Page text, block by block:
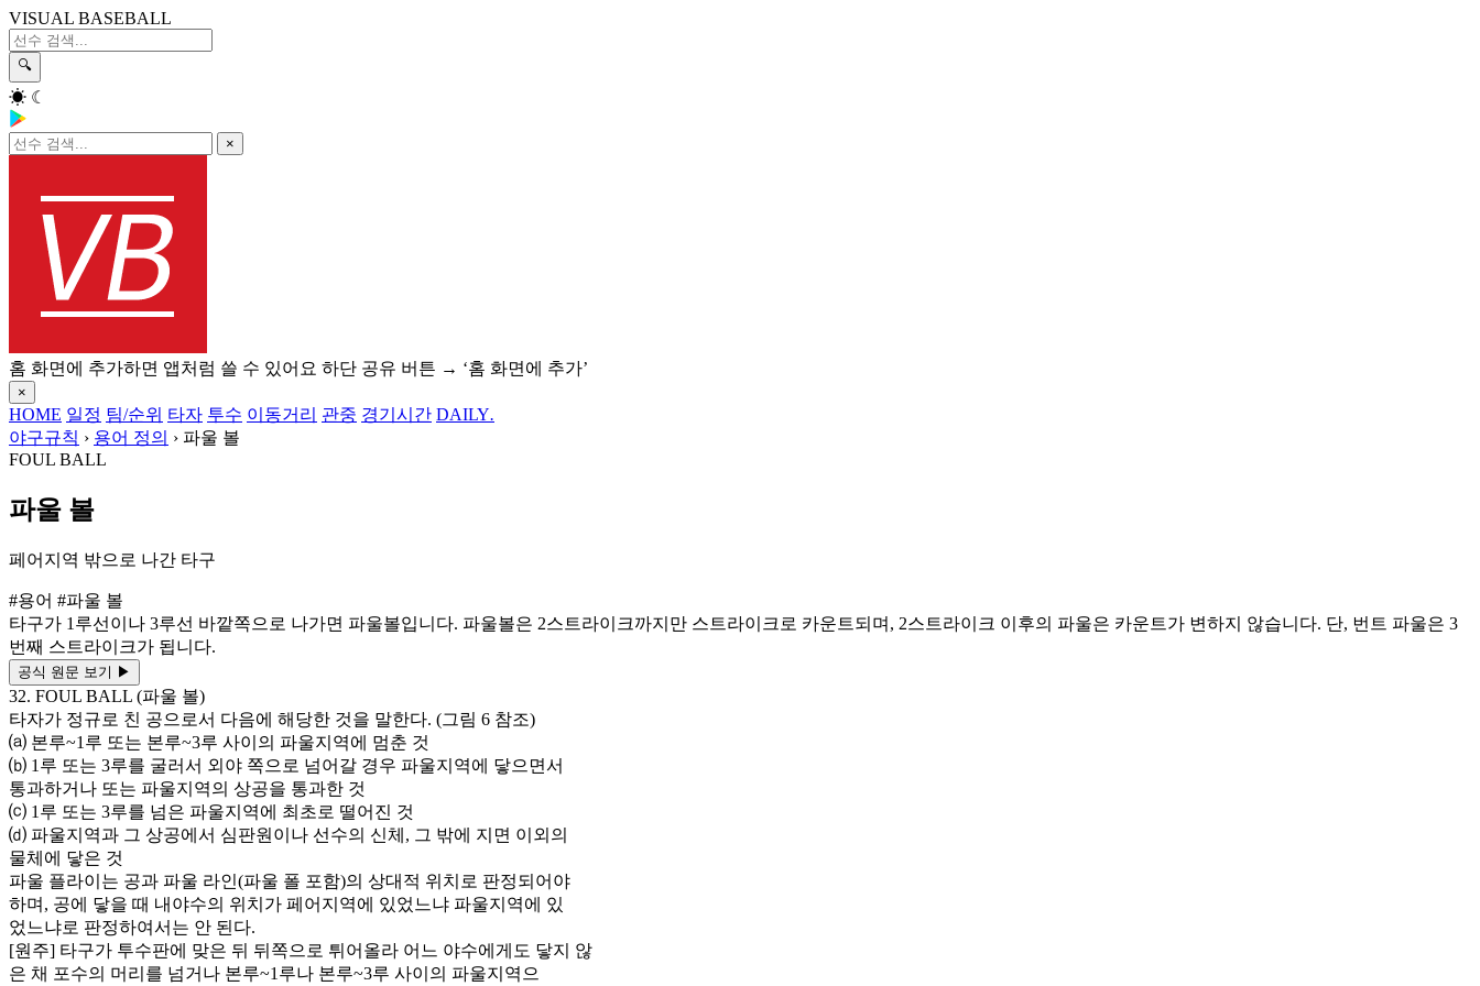
VISUAL BASEBALL
🔍
☀ ☾
×
홈 화면에 추가하면 앱처럼 쓸 수 있어요 하단 공유 버튼 → ‘홈 화면에 추가’
×
HOME 일정 팀/순위 타자 투수 이동거리 관중 경기시간 DAILY.
야구규칙 › 용어 정의 › 파울 볼
FOUL BALL
파울 볼
페어지역 밖으로 나간 타구
#용어 #파울 볼
타구가 1루선이나 3루선 바깥쪽으로 나가면 파울볼입니다. 파울볼은 2스트라이크까지만 스트라이크로 카운트되며, 2스트라이크 이후의 파울은 카운트가 변하지 않습니다. 단, 번트 파울은 3
번째 스트라이크가 됩니다.
공식 원문 보기 ▶
32. FOUL BALL (파울 볼)
타자가 정규로 친 공으로서 다음에 해당한 것을 말한다. (그림 6 참조)
⒜ 본루~1루 또는 본루~3루 사이의 파울지역에 멈춘 것
⒝ 1루 또는 3루를 굴러서 외야 쪽으로 넘어갈 경우 파울지역에 닿으면서
통과하거나 또는 파울지역의 상공을 통과한 것
⒞ 1루 또는 3루를 넘은 파울지역에 최초로 떨어진 것
⒟ 파울지역과 그 상공에서 심판원이나 선수의 신체, 그 밖에 지면 이외의
물체에 닿은 것
파울 플라이는 공과 파울 라인(파울 폴 포함)의 상대적 위치로 판정되어야
하며, 공에 닿을 때 내야수의 위치가 페어지역에 있었느냐 파울지역에 있
었느냐로 판정하여서는 안 된다.
[원주] 타구가 투수판에 맞은 뒤 뒤쪽으로 튀어올라 어느 야수에게도 닿지 않
은 채 포수의 머리를 넘거나 본루~1루나 본루~3루 사이의 파울지역으